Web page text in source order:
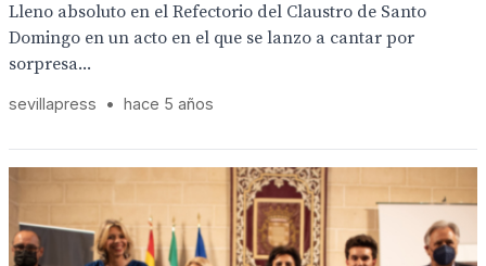
Lleno absoluto en el Refectorio del Claustro de Santo
Domingo en un acto en el que se lanzo a cantar por
sorpresa...
sevillapress • hace 5 años